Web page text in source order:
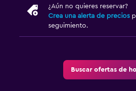
¿Aún no quieres reservar?
Crea una alerta de precios
seguimiento.
Buscar ofertas de